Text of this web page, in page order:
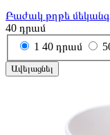
Բաժակ թղթե
40 դրամ
1 40 դրամ
Ավելացնել